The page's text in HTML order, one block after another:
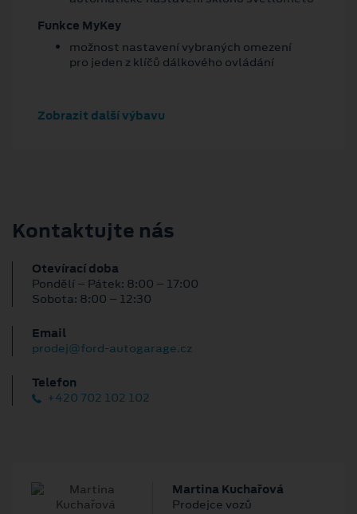
Funkce MyKey
možnost nastavení vybraných omezení
pro jeden z klíčů dálkového ovládání
Zobrazit další výbavu
Kontaktujte nás
Otevírací doba
Pondělí – Pátek: 8:00 – 17:00
Sobota: 8:00 – 12:30
Email
prodej@ford-autogarage.cz
Telefon
+420 702 102 102
Martina Kuchařová
Prodejce vozů